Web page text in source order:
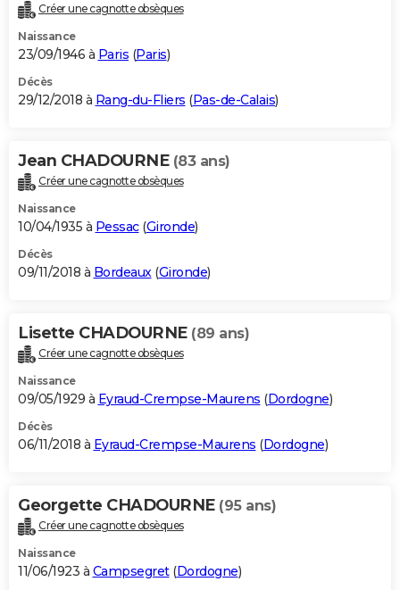
Créer une cagnotte obsèques
Naissance
23/09/1946 à Paris (Paris)
Décès
29/12/2018 à Rang-du-Fliers (Pas-de-Calais)
Jean CHADOURNE (83 ans)
Créer une cagnotte obsèques
Naissance
10/04/1935 à Pessac(Gironde)
Décès
09/11/2018 à Bordeaux(Gironde)
Lisette CHADOURNE (89 ans)
Créer une cagnotte obsèques
Naissance
09/05/1929 à Eyraud-Crempse-Maurens (Dordogne)
Décès
06/11/2018 à Eyraud-Crempse-Maurens (Dordogne)
Georgette CHADOURNE (95 ans)
Créer une cagnotte obsèques
Naissance
11/06/1923 à Campsegret(Dordogne)